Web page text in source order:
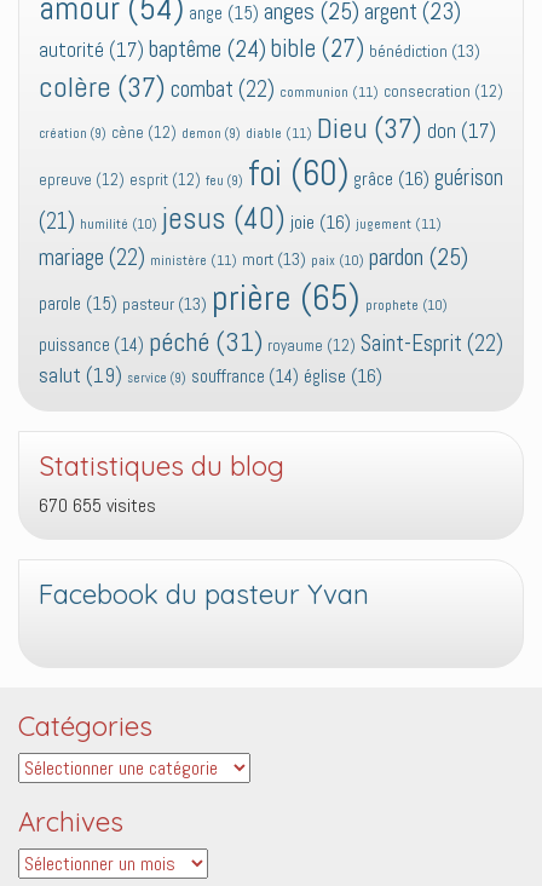
ange (15) anges (25) argent (23)
autorité (17) baptême (24) bible (27) bénédiction (13)
colère (37) combat (22) communion (11) consecration (12)
création (9) cène (12) demon (9) diable (11) Dieu (37) don (17)
epreuve (12) esprit (12) feu (9) foi (60) grâce (16) guérison
(21) humilité (10) jesus (40) joie (16) jugement (11)
mariage (22) ministère (11) mort (13) paix (10) pardon (25)
parole (15) pasteur (13) prière (65) prophete (10)
puissance (14) péché (31) royaume (12) Saint-Esprit (22)
salut (19) service (9) souffrance (14) église (16)
Statistiques du blog
670 655 visites
Facebook du pasteur Yvan
Catégories
Catégories
Archives
Archives